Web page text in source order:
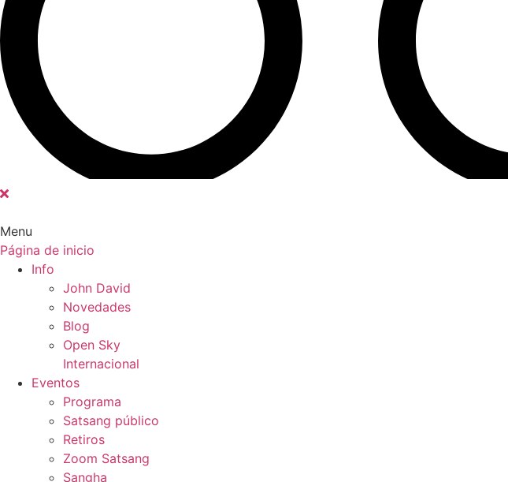
Menu
Página de inicio
Main
Info
John David
Novedades
Blog
Open Sky
Internacional
Eventos
Programa
Satsang público
Retiros
Zoom Satsang
Sangha